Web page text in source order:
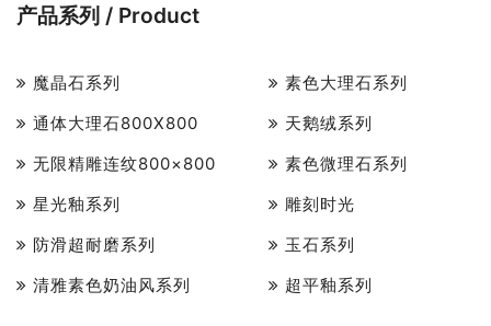
产品系列 / Product
魔晶石系列
通体大理石800X800
无限精雕连纹800×800
星光釉系列
防滑超耐磨系列
清雅素色奶油风系列
素色大理石系列
天鹅绒系列
素色微理石系列
雕刻时光
玉石系列
超平釉系列